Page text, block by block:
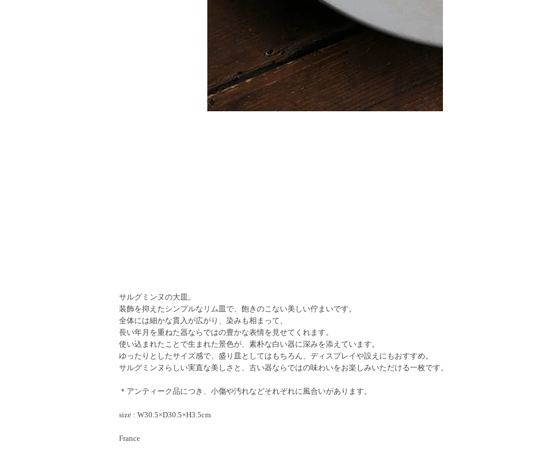
サルグミンヌの大皿。
装飾を抑えたシンプルなリム皿で、飽きのこない美しい佇まいです。
全体には細かな貫入が広がり、染みも相まって、
長い年月を重ねた器ならではの豊かな表情を見せてくれます。
使い込まれたことで生まれた景色が、素朴な白い器に深みを添えています。
ゆったりとしたサイズ感で、盛り皿としてはもちろん、ディスプレイや設えにもおすすめ。
サルグミンヌらしい実直な美しさと、古い器ならではの味わいをお楽しみいただける一枚です。
＊アンティーク品につき、小傷や汚れなどそれぞれに風合いがあります。
size : W30.5×D30.5×H3.5cm
France